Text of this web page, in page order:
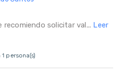
recomiendo solicitar val... Leer
1 persona(s)